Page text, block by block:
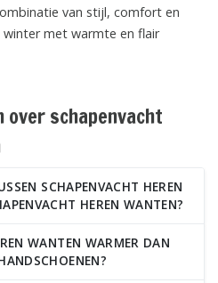
van stijl, comfort en
met warmte en flair
schapenvacht
SCHAPENVACHT HEREN
HEREN WANTEN?
WANTEN WARMER DAN